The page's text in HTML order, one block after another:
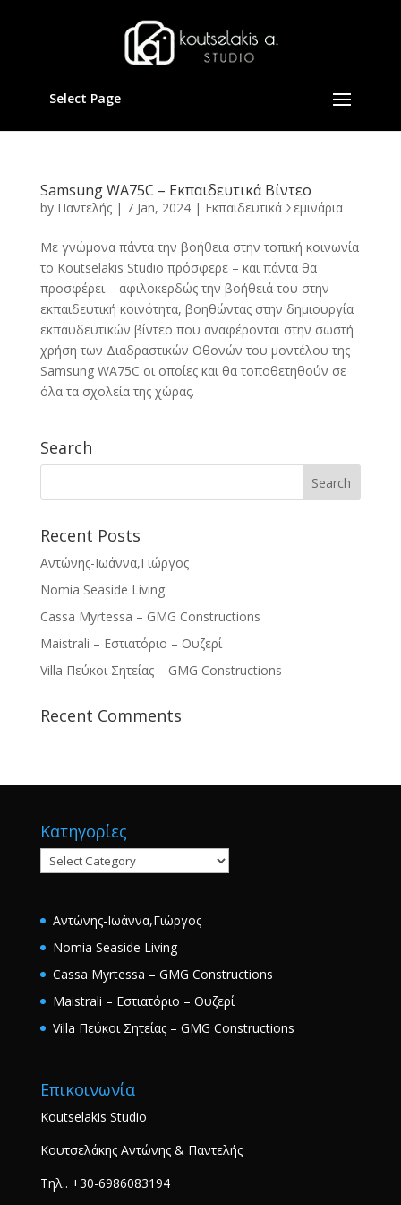
Select Page
Samsung WA75C – Εκπαιδευτικά Βίντεο
by Παντελής| 7 Jan, 2024| Εκπαιδευτικά Σεμινάρια
Με γνώμονα πάντα την βοήθεια στην τοπική κοινωνία
το Koutselakis Studio πρόσφερε – και πάντα θα
προσφέρει – αφιλοκερδώς την βοήθειά του στην
εκπαιδευτική κοινότητα, βοηθώντας στην δημιουργία
εκπαυδευτικών βίντεο που αναφέρονται στην σωστή
χρήση των Διαδραστικών Οθονών του μοντέλου της
Samsung WA75C οι οποίες και θα τοποθετηθούν σε
όλα τα σχολεία της χώρας.
Search
Recent Posts
Αντώνης-Ιωάννα,Γιώργος
Nomia Seaside Living
Cassa Myrtessa – GMG Constructions
Maistrali – Εστιατόριο – Ουζερί
Villa Πεύκοι Σητείας – GMG Constructions
Recent Comments
Κατηγορίες
Κατηγορίες
Αντώνης-Ιωάννα,Γιώργος
Nomia Seaside Living
Cassa Myrtessa – GMG Constructions
Maistrali – Εστιατόριο – Ουζερί
Villa Πεύκοι Σητείας – GMG Constructions
Επικοινωνία
Koutselakis Studio
Κουτσελάκης Αντώνης & Παντελής
Τηλ.. +30-6986083194